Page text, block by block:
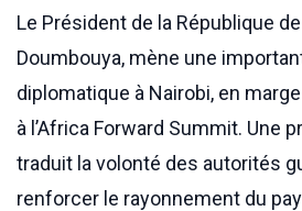
Le Président de la République
Doumbouya, mène une
diplomatique à Nairobi, en
à l’Africa Forward Summit. Une
traduit la volonté des autorités
renforcer le rayonnement du